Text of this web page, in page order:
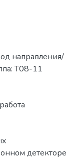
направления/
Т08-11
детекторе